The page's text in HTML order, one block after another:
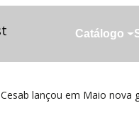
Catálogo
Cesab lançou em Maio nova